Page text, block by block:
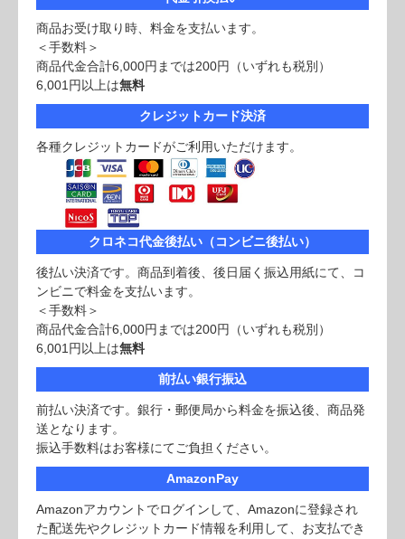
商品お受け取り時、料金を支払います。
＜手数料＞
商品代金合計6,000円までは200円（いずれも税別）
6,001円以上は無料
クレジットカード決済
各種クレジットカードがご利用いただけます。
クロネコ代金後払い（コンビニ後払い）
後払い決済です。商品到着後、後日届く振込用紙にて、コ
ンビニで料金を支払います。
＜手数料＞
商品代金合計6,000円までは200円（いずれも税別）
6,001円以上は無料
前払い銀行振込
前払い決済です。銀行・郵便局から料金を振込後、商品発
送となります。
振込手数料はお客様にてご負担ください。
AmazonPay
Amazonアカウントでログインして、Amazonに登録され
た配送先やクレジットカード情報を利用して、お支払でき